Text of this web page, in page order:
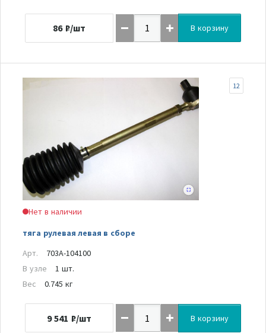
86 ₽/шт В корзину
Нет в наличии
тяга рулевая левая в сборе
12
Арт.
703A-104100
В узле
1 шт.
Вес
0.745 кг
9 541 ₽/шт В корзину